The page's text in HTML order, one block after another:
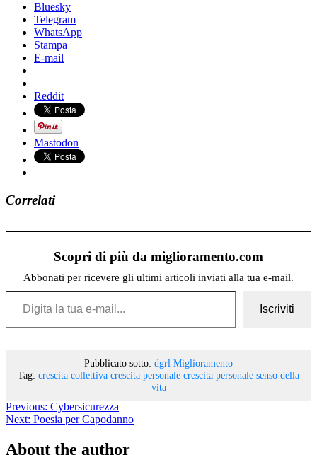
Bluesky
Telegram
WhatsApp
Stampa
E-mail
Reddit
Mastodon
Correlati
Scopri di più da miglioramento.com
Abbonati per ricevere gli ultimi articoli inviati alla tua e-mail.
Digita la tua e-mail...
Iscriviti
Pubblicato sotto: dgrl Miglioramento
Tag: crescita collettiva crescita personale crescita personale senso della
vita
Previous: Cybersicurezza
Next: Poesia per Capodanno
About the author